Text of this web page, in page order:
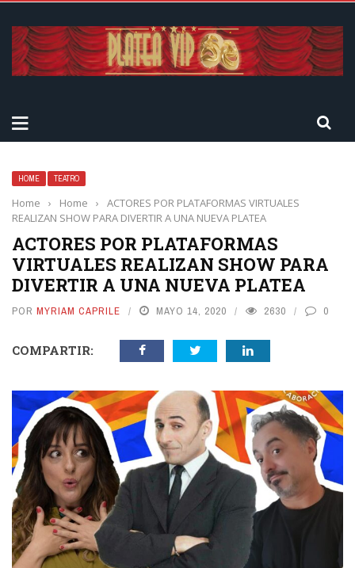
HOME TEATRO
Home › Home ›
ACTORES POR PLATAFORMAS VIRTUALES
REALIZAN SHOW PARA DIVERTIR A UNA NUEVA PLATEA
ACTORES POR PLATAFORMAS
VIRTUALES REALIZAN SHOW PARA
DIVERTIR A UNA NUEVA PLATEA
POR MYRIAM CAPRILE MAYO 14, 2020 2630 0
COMPARTIR: